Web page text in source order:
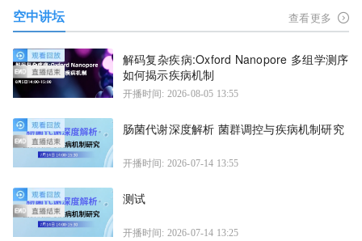
空中讲坛 查看更多
解码复杂疾病:Oxford Nanopore 多组学测序
如何揭示疾病机制
开播时间: 2026-08-05 13:55
肠菌代谢深度解析 菌群调控与疾病机制研究
开播时间: 2026-07-14 13:55
测试
开播时间: 2026-07-14 13:25